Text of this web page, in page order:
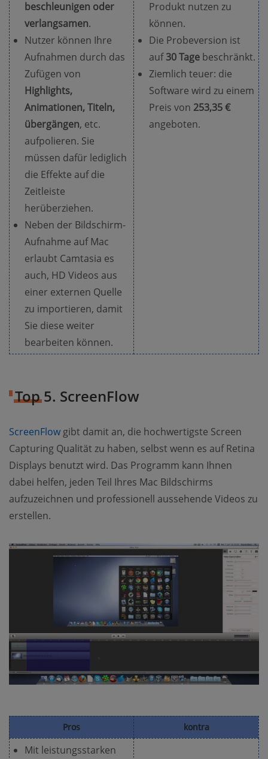
beschleunigen oder
verlangsamen.
Nutzer können Ihre
Aufnahmen durch das
Zufügen von
Highlights,
Animationen, Titeln,
übergängen, etc.
aufpolieren. Sie
müssen dafür lediglich
die Effekte auf die
Zeitleiste
herüberziehen.
Neben der Bildschirm-
Aufnahme auf Mac
erlaubt Camtasia es
auch, HD Videos aus
einer externen Quelle
zu importieren, damit
Sie diese weiter
bearbeiten können.
Produkt nutzen zu
können.
Die Probeversion ist
auf30 Tage beschränkt.
Ziemlich teuer: die
Software wird zu einem
Preis von 253,35 €
angeboten.
Top 5. ScreenFlow
ScreenFlow gibt damit an, die hochwertigste Screen
Capturing Qualität zu haben, selbst wenn es auf Retina
Displays benutzt wird. Das Programm kann Ihnen
dabei helfen, jeden Teil Ihres Mac Bildschirms
aufzuzeichnen und professionell aussehende Videos zu
erstellen.
Pros kontra
Mit leistungsstarken